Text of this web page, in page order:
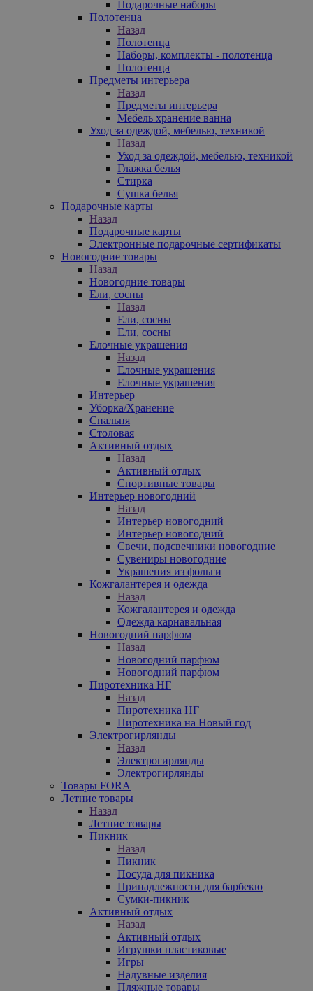
Подарочные наборы
Полотенца
Назад
Полотенца
Наборы, комплекты - полотенца
Полотенца
Предметы интерьера
Назад
Предметы интерьера
Мебель хранение ванна
Уход за одеждой, мебелью, техникой
Назад
Уход за одеждой, мебелью, техникой
Глажка белья
Стирка
Сушка белья
Подарочные карты
Назад
Подарочные карты
Электронные подарочные сертификаты
Новогодние товары
Назад
Новогодние товары
Ели, сосны
Назад
Ели, сосны
Ели, сосны
Елочные украшения
Назад
Елочные украшения
Елочные украшения
Интерьер
Уборка/Хранение
Спальня
Столовая
Активный отдых
Назад
Активный отдых
Спортивные товары
Интерьер новогодний
Назад
Интерьер новогодний
Интерьер новогодний
Свечи, подсвечники новогодние
Сувениры новогодние
Украшения из фольги
Кожгалантерея и одежда
Назад
Кожгалантерея и одежда
Одежда карнавальная
Новогодний парфюм
Назад
Новогодний парфюм
Новогодний парфюм
Пиротехника НГ
Назад
Пиротехника НГ
Пиротехника на Новый год
Электрогирлянды
Назад
Электрогирлянды
Электрогирлянды
Товары FORA
Летние товары
Назад
Летние товары
Пикник
Назад
Пикник
Посуда для пикника
Принадлежности для барбекю
Сумки-пикник
Активный отдых
Назад
Активный отдых
Игрушки пластиковые
Игры
Надувные изделия
Пляжные товары